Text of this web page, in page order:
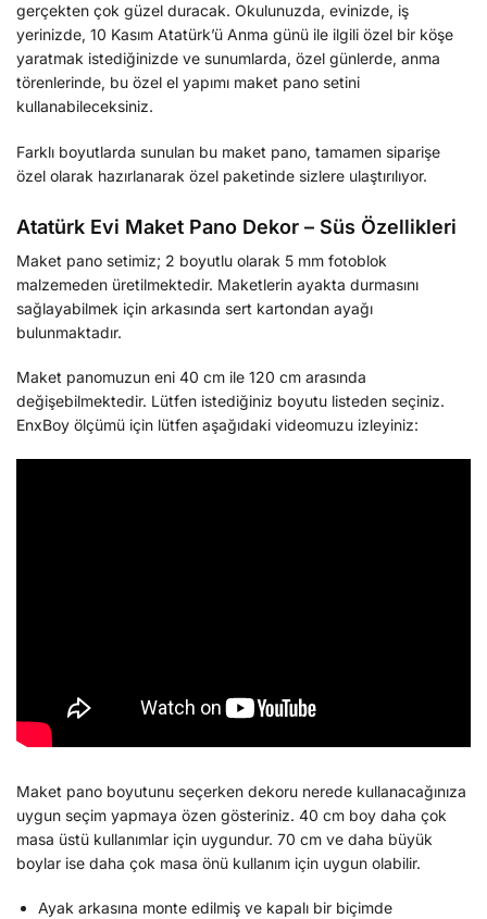
gerçekten çok güzel duracak. Okulunuzda, evinizde, iş
yerinizde, 10 Kasım Atatürk’ü Anma günü ile ilgili özel bir köşe
yaratmak istediğinizde ve sunumlarda, özel günlerde, anma
törenlerinde, bu özel el yapımı maket pano setini
kullanabileceksiniz.
Farklı boyutlarda sunulan bu maket pano, tamamen siparişe
özel olarak hazırlanarak özel paketinde sizlere ulaştırılıyor.
Atatürk Evi Maket Pano Dekor – Süs Özellikleri
Maket pano setimiz; 2 boyutlu olarak 5 mm fotoblok
malzemeden üretilmektedir. Maketlerin ayakta durmasını
sağlayabilmek için arkasında sert kartondan ayağı
bulunmaktadır.
Maket panomuzun eni 40 cm ile 120 cm arasında
değişebilmektedir. Lütfen istediğiniz boyutu listeden seçiniz.
EnxBoy ölçümü için lütfen aşağıdaki videomuzu izleyiniz:
Maket pano boyutunu seçerken dekoru nerede kullanacağınıza
uygun seçim yapmaya özen gösteriniz. 40 cm boy daha çok
masa üstü kullanımlar için uygundur. 70 cm ve daha büyük
boylar ise daha çok masa önü kullanım için uygun olabilir.
Ayak arkasına monte edilmiş ve kapalı bir biçimde